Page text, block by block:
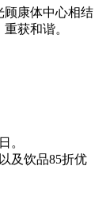
顾康体中心相结
获和谐。
。
及饮品85折优